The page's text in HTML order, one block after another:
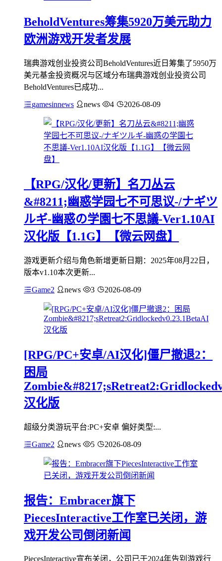
BeholdVentures筹集5920万美元助力
欧洲游戏开发者发展
瑞典游戏创业投资公司BeholdVentures近日筹集了5950万
美元基金投资概况与区域分布瑞典游戏创业投资公司
BeholdVentures已成功...
gamesinnews news 4 2026-08-09
【RPG/汉化/更新】名刀丛云
&#8211;幽惑学园七不可思议-/ナギツ
ルギ-幽惑の学園七不思議-Ver1.10AI
汉化版【1.1G】【微云网盘】
游戏更新介绍与角色新增更新日期：2025年08月22日，
版本v1.10本次更新...
Game2 news 3 2026-08-09
[RPG/PC+安卓/AI汉化]僵尸撤退2：
困局
汉化版
超级分类游玩平台:PC+安卓 偏好类型:...
Game2 news 5 2026-08-09
报告：Embracer旗下
PiecesInteractive工作室已关闭，游
戏开发公司倒闭新闻
PiecesInteractive宣布关闭，公司已于2024年告别游戏行